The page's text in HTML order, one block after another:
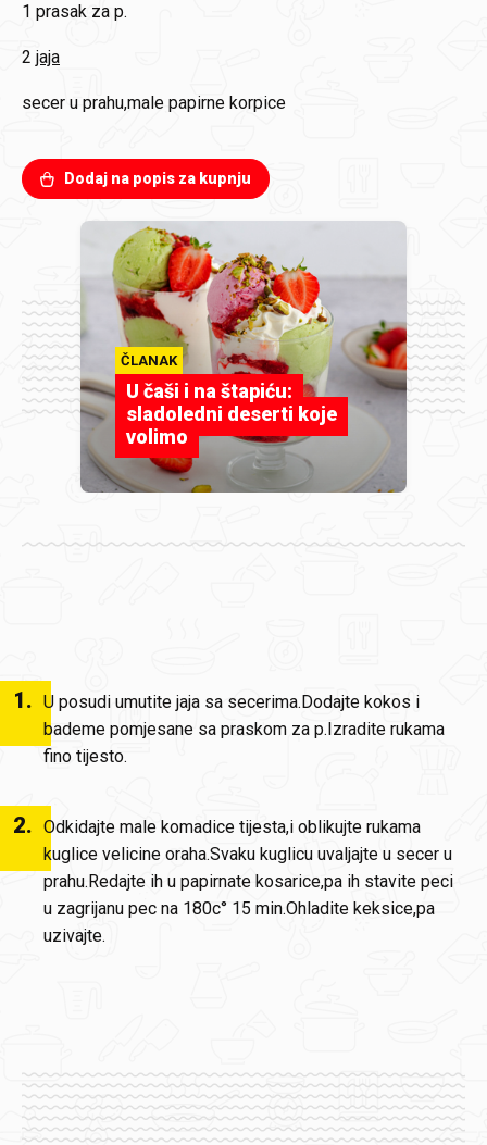
1 prasak za p.
2 jaja
secer u prahu,male papirne korpice
Dodaj na popis za kupnju
ČLANAK
U čaši i na štapiću:
sladoledni deserti koje
volimo
1. U posudi umutite jaja sa secerima.Dodajte kokos i
bademe pomjesane sa praskom za p.Izradite rukama
fino tijesto.
2. Odkidajte male komadice tijesta,i oblikujte rukama
kuglice velicine oraha.Svaku kuglicu uvaljajte u secer u
prahu.Redajte ih u papirnate kosarice,pa ih stavite peci
u zagrijanu pec na 180c° 15 min.Ohladite keksice,pa
uzivajte.